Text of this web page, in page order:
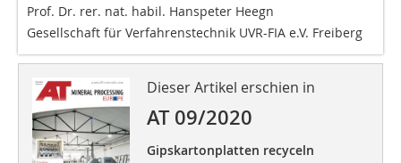
Prof. Dr. rer. nat. habil. Hanspeter Heegn
Gesellschaft für Verfahrenstechnik UVR-FIA e.V. Freiberg
Dieser Artikel erschien in
AT 09/2020
Gipskartonplatten recyceln